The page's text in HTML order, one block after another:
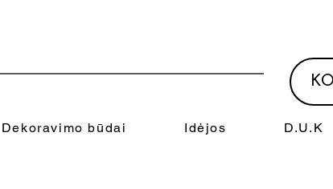
Dekoravimo būdai Idėjos D.U.K